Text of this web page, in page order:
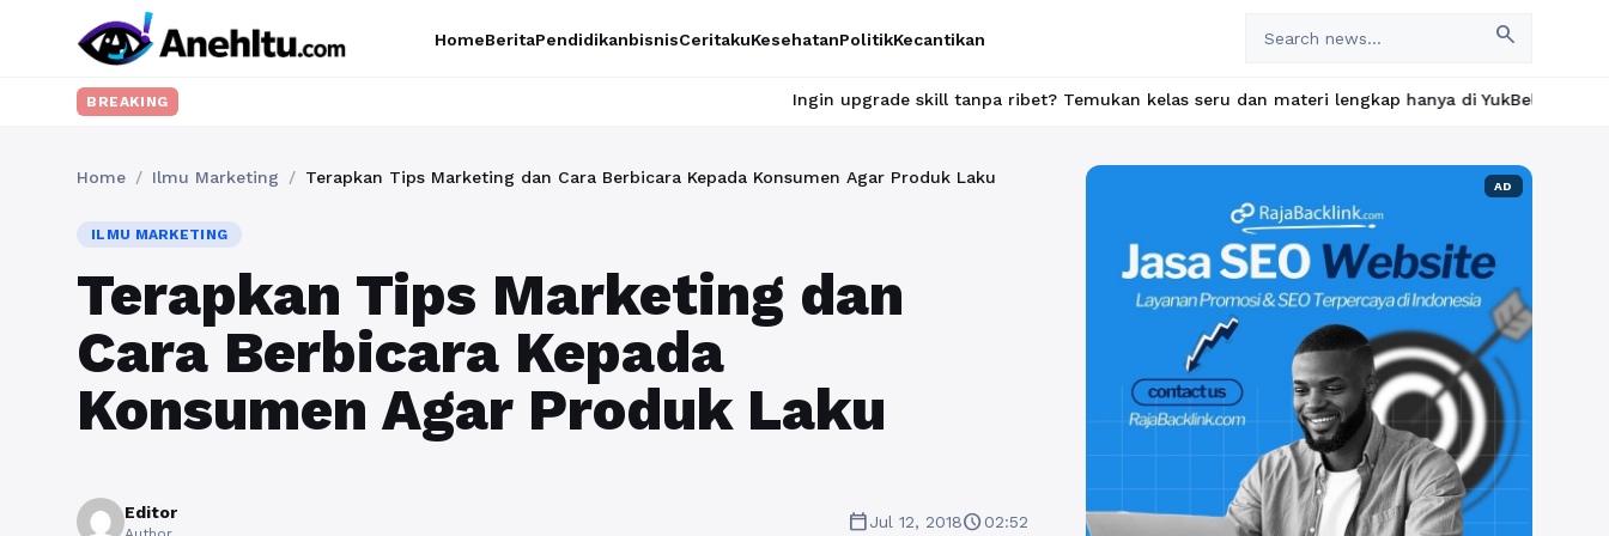
HomeBeritaPendidikanbisnisCeritakuKesehatanPolitikKecantikan search
BREAKING Ingin upgrade skill tanpa ribet? Temukan kelas seru dan materi lengkap hanya di YukBelajar.com. Mulai
Home / Ilmu Marketing / Terapkan Tips Marketing dan Cara Berbicara Kepada Konsumen Agar Produk Laku
ILMU MARKETING
Terapkan Tips Marketing dan
Cara Berbicara Kepada
Konsumen Agar Produk Laku
Editor calendar_todayJul 12, 2018schedule02:52
AD